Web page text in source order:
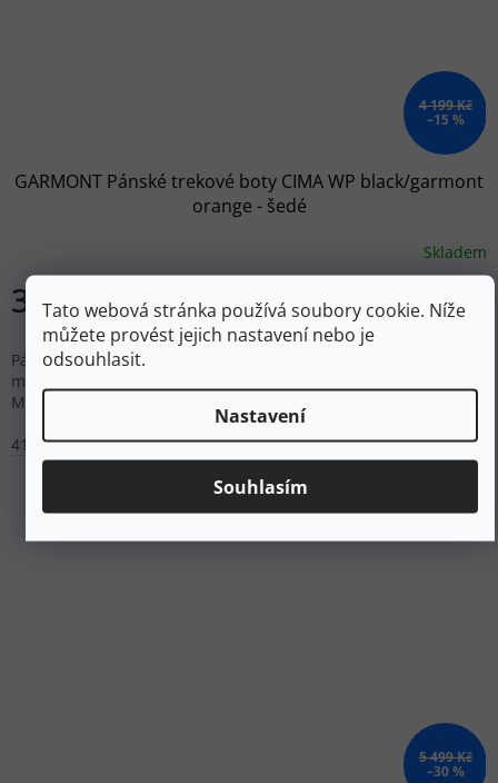
Tato webová stránka používá soubory cookie. Níže
můžete provést jejich nastavení nebo je
odsouhlasit.
Nastavení
Souhlasím
4 199 Kč
–15 %
GARMONT Pánské trekové boty CIMA WP black/garmont
orange - šedé
Skladem
3 569 Kč DETAIL
Pánské vysoké trekové boty Garmont Cima WP s voděodolnou
membránou, koženo-syntetickým svrškem a podrážkou
Mountain Grip™ pro středně náročný terén.
41,5
42 42,5 43 44 46
5 499 Kč
–30 %